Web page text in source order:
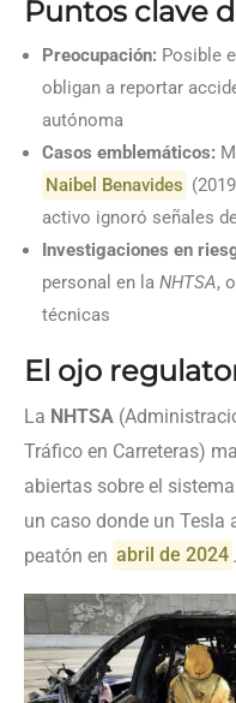
Puntos clave
Preocupación: Posible
obligan a reportar
autónoma
Casos emblemáticos:
Naibel Benavides
activo ignoró señales
Investigaciones en
personal en la NHTSA,
técnicas
El ojo
La NHTSA
Tráfico en Carreteras)
abiertas sobre el sistema
un caso donde un Tesla
peatón en abril de 2024 .